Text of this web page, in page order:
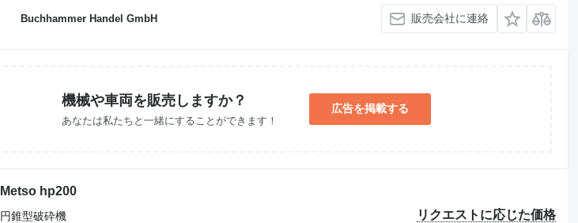
Buchhammer Handel GmbH 販売会社に連絡
機械や車両を販売しますか？
あなたは私たちと一緒にすることができます！
広告を掲載する
Metso hp200
リクエストに応じた価格
円錐型破砕機